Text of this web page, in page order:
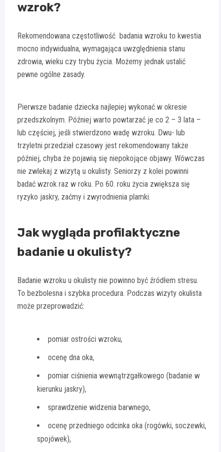
wzrok?
Rekomendowana częstotliwość badania wzroku to kwestia
mocno indywidualna, wymagająca uwzględnienia stanu
zdrowia, wieku czy trybu życia. Możemy jednak ustalić
pewne ogólne zasady.
Pierwsze badanie dziecka najlepiej wykonać w okresie
przedszkolnym. Później warto powtarzać je co 2 – 3 lata –
lub częściej, jeśli stwierdzono wadę wzroku. Dwu- lub
trzyletni przedział czasowy jest rekomendowany także
później, chyba że pojawią się niepokojące objawy. Wówczas
nie zwlekaj z wizytą u okulisty. Seniorzy z kolei powinni
badać wzrok raz w roku. Po 60. roku życia zwiększa się
ryzyko jaskry, zaćmy i zwyrodnienia plamki.
Jak wygląda profilaktyczne
badanie u okulisty?
Badanie wzroku u okulisty nie powinno być źródłem stresu.
To bezbolesna i szybka procedura. Podczas wizyty okulista
może przeprowadzić:
pomiar ostrości wzroku,
ocenę dna oka,
pomiar ciśnienia wewnątrzgałkowego (badanie w
kierunku jaskry),
sprawdzenie widzenia barwnego,
ocenę przedniego odcinka oka (rogówki, soczewki,
spojówek),